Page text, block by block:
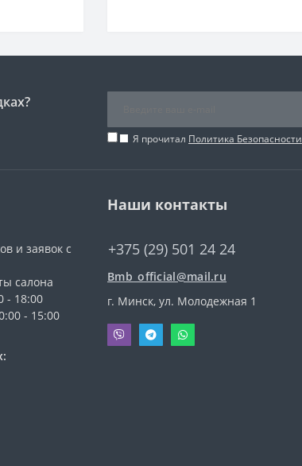
Я прочитал Политика Безопасности
и заявок с
салона
- 18:00
- 15:00
Наши контакты
+375 (29) 501 24 24
Bmb_official@mail.ru
г. Минск, ул. Молодежная 1